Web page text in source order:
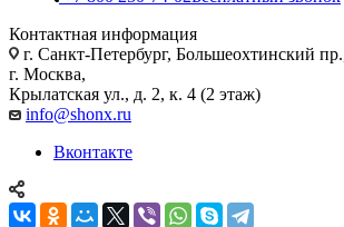
Контактная информация
г. Санкт-Петербург, Большеохтинский
г. Москва,
Крылатская ул., д. 2, к. 4 (2 этаж)
info@shonx.ru
Вконтакте